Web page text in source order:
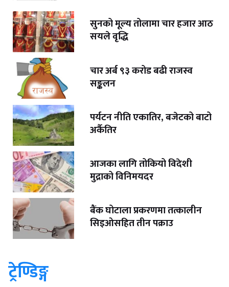
सुनको मूल्य तोलामा चार हजार आठ
सयले वृद्धि
चार अर्ब ९३ करोड बढी राजस्व
सङ्कलन
पर्यटन नीति एकातिर, बजेटको बाटो
अर्कैतिर
आजका लागि तोकियो विदेशी
मुद्राको विनिमयदर
बैंक घोटाला प्रकरणमा तत्कालीन
सिइओसहित तीन पक्राउ
ट्रेण्डिङ्ग